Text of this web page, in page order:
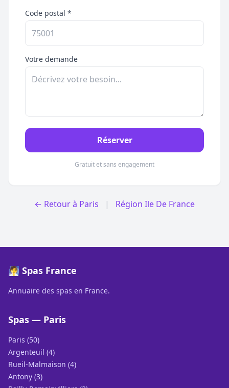
Code postal *
Votre demande
Réserver
Gratuit et sans engagement
← Retour à Paris | Région Ile De France
🧖 Spas France
Annuaire des spas en France.
Spas — Paris
Paris (50)
Argenteuil (4)
Rueil-Malmaison (4)
Antony (3)